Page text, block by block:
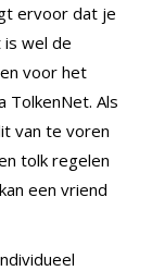
ervoor dat je
is wel de
voor het
TolkenNet. Als
van te voren
tolk regelen
een vriend